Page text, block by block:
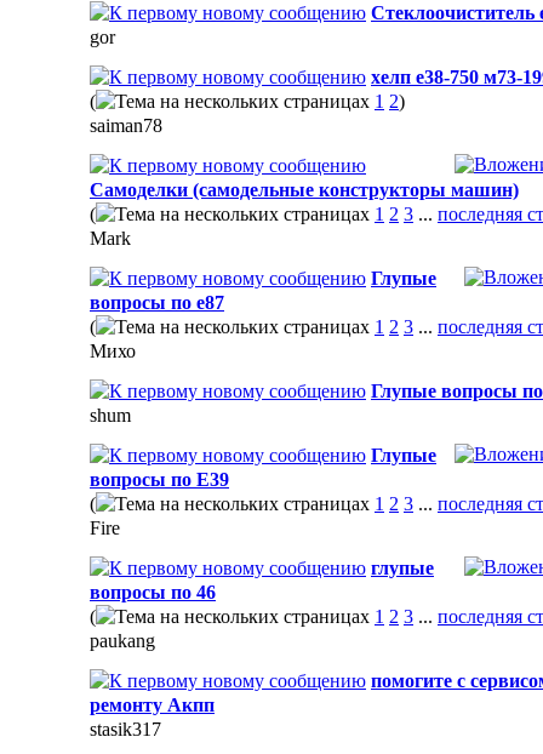
Стеклоочиститель
gor
хелп е38-750 м73-
(
1 2)
saiman78
Самоделки (самодельные конструкторы машин)
(
1 2 3 ... последняя
Mark
Глупые
вопросы по e87
(
1 2 3 ... последняя
Михо
Глупые вопросы
shum
Глупые
вопросы по E39
(
1 2 3 ... последняя
Fire
глупые
вопросы по 46
(
1 2 3 ... последняя
paukang
помогите с
ремонту Акпп
stasik317